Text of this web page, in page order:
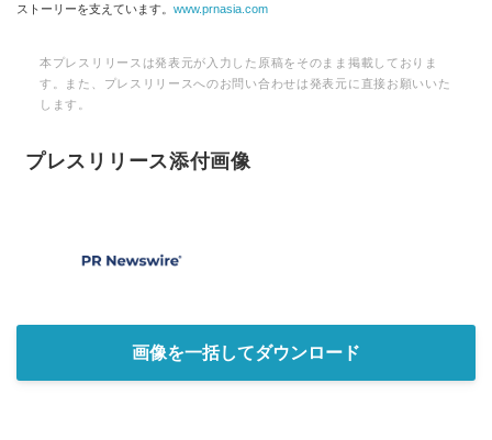
ストーリーを支えています。 www.prnasia.com
本プレスリリースは発表元が入力した原稿をそのまま掲載しておりま
す。また、プレスリリースへのお問い合わせは発表元に直接お願いいた
します。
プレスリリース添付画像
画像を一括してダウンロード